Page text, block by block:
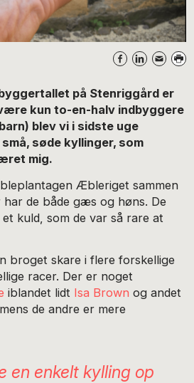
på Stenriggård er
kun to-en-halv indbyggere
blev vi i sidste uge
søde kyllinger, som
mig.
Æbleriget sammen
har de både gæs og høns. De
kuld, som de var så rare at
broget skare i flere forskellige
racer. Der er noget
iblandet lidt Isa Brown og andet
de andre er mere
en enkelt kylling op